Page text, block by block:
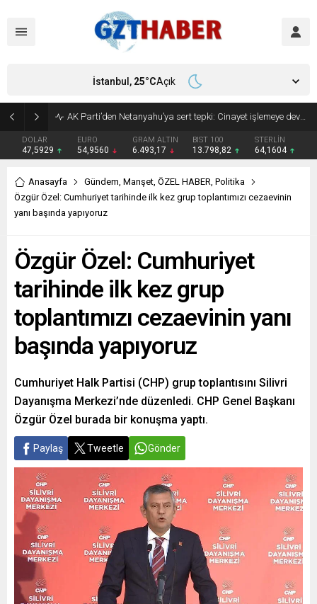
Son Dakika: Etimesgut Belediye Başkanı Erdal Beşikçioğlu görevden uzaklaştırıldı
DOLAR
47,5929
EURO
54,9560
GRAM ALTIN
6.493,17
BIST 100
13.798,82
STERLİN
64,1604
İstanbul, 25°CAçık
Anasayfa Gündem, Manşet, ÖZEL HABER, Politika
Özgür Özel: Cumhuriyet tarihinde ilk kez grup toplantımızı cezaevinin
yanı başında yapıyoruz
Özgür Özel: Cumhuriyet
tarihinde ilk kez grup
toplantımızı cezaevinin yanı
başında yapıyoruz
Cumhuriyet Halk Partisi (CHP) grup toplantısını Silivri
Dayanışma Merkezi’nde düzenledi. CHP Genel Başkanı
Özgür Özel burada bir konuşma yaptı.
Paylaş Tweetle Gönder